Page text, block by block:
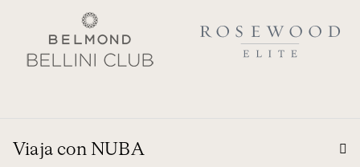
Viaja con NUBA